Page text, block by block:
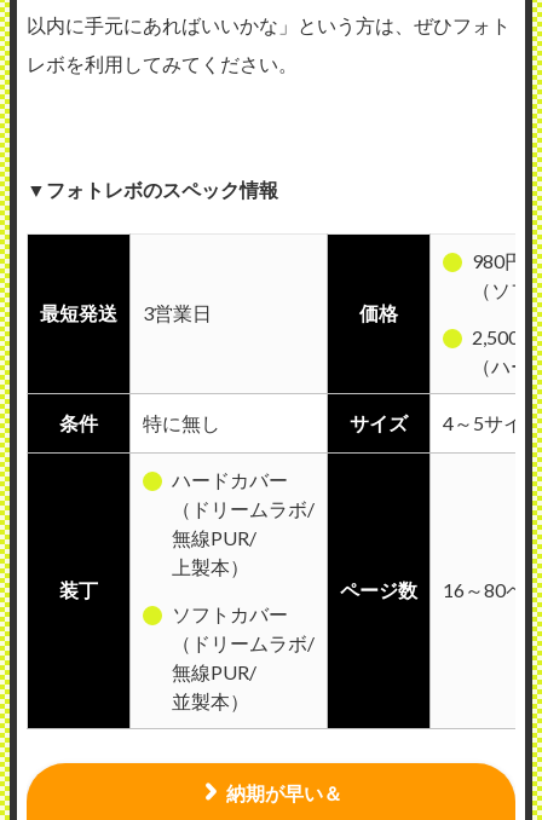
以内に手元にあればいいかな」という方は、ぜひフォト
レボを利用してみてください。
▼フォトレボのスペック情報
最短発送 3営業日 価格
980円～
（ソフ
2,500
（ハー
条件 特に無し サイズ 4～5サイ
装丁
ハードカバー
（ドリームラボ/
無線PUR/
上製本）
ソフトカバー
（ドリームラボ/
無線PUR/
並製本）
ページ数 16～80ペ
納期が早い＆